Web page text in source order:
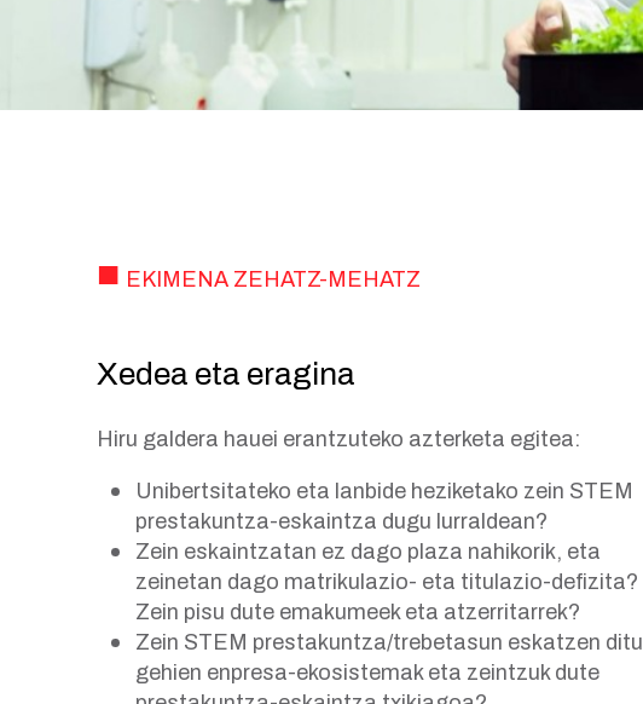
EKIMENA ZEHATZ-MEHATZ
Xedea eta eragina
Hiru galdera hauei erantzuteko azterketa egitea:
Unibertsitateko eta lanbide heziketako zein STEM
prestakuntza-eskaintza dugu lurraldean?
Zein eskaintzatan ez dago plaza nahikorik, eta
zeinetan dago matrikulazio- eta titulazio-defizita?
Zein pisu dute emakumeek eta atzerritarrek?
Zein STEM prestakuntza/trebetasun eskatzen ditu
gehien enpresa-ekosistemak eta zeintzuk dute